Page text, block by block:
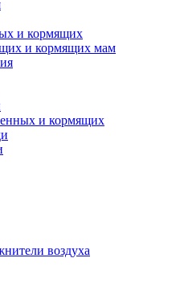
и кормящих
и кормящих мам
и кормящих
воздуха